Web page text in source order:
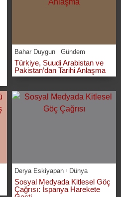
Bahar Duygun Gündem
Türkiye, Suudi Arabistan ve
Pakistan’dan Tarihi Anlaşma
Derya Eskiyapan Dünya
Sosyal Medyada Kitlesel Göç
Çağrısı: İspanya Harekete